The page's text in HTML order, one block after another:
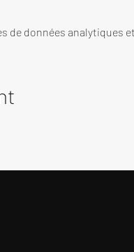
de données analytiques